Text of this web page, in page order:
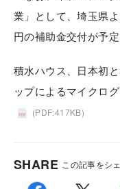
業」として、埼玉県
円の補助金交付が予定
積水ハウス、日本初
ップによるマイクロ
(PDF:417KB)
SHARE この記事をシ